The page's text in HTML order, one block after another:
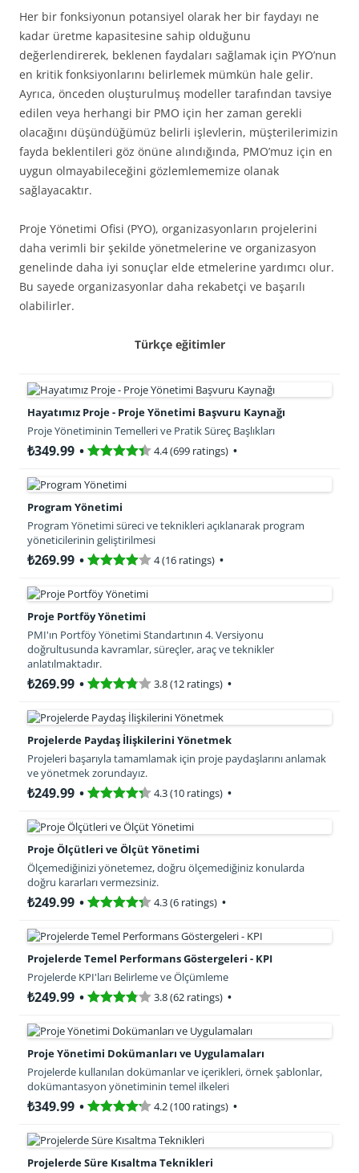
Her bir fonksiyonun potansiyel olarak her bir faydayı ne
kadar üretme kapasitesine sahip olduğunu
değerlendirerek, beklenen faydaları sağlamak için PYO’nun
en kritik fonksiyonlarını belirlemek mümkün hale gelir.
Ayrıca, önceden oluşturulmuş modeller tarafından tavsiye
edilen veya herhangi bir PMO için her zaman gerekli
olacağını düşündüğümüz belirli işlevlerin, müşterilerimizin
fayda beklentileri göz önüne alındığında, PMO’muz için en
uygun olmayabileceğini gözlemlememize olanak
sağlayacaktır.
Proje Yönetimi Ofisi (PYO), organizasyonların projelerini
daha verimli bir şekilde yönetmelerine ve organizasyon
genelinde daha iyi sonuçlar elde etmelerine yardımcı olur.
Bu sayede organizasyonlar daha rekabetçi ve başarılı
olabilirler.
Türkçe eğitimler
Hayatımız Proje - Proje Yönetimi Başvuru Kaynağı
Proje Yönetiminin Temelleri ve Pratik Süreç Başlıkları
₺349.99 4.4 (699 ratings)
Program Yönetimi
Program Yönetimi süreci ve teknikleri açıklanarak program
yöneticilerinin geliştirilmesi
₺269.99 4 (16 ratings)
Proje Portföy Yönetimi
PMI'ın Portföy Yönetimi Standartının 4. Versiyonu
doğrultusunda kavramlar, süreçler, araç ve teknikler
anlatılmaktadır.
₺269.99 3.8 (12 ratings)
Projelerde Paydaş İlişkilerini Yönetmek
Projeleri başarıyla tamamlamak için proje paydaşlarını anlamak
ve yönetmek zorundayız.
₺249.99 4.3 (10 ratings)
Proje Ölçütleri ve Ölçüt Yönetimi
Ölçemediğinizi yönetemez, doğru ölçemediğiniz konularda
doğru kararları vermezsiniz.
₺249.99 4.3 (6 ratings)
Projelerde Temel Performans Göstergeleri - KPI
Projelerde KPI'ları Belirleme ve Ölçümleme
₺249.99 3.8 (62 ratings)
Proje Yönetimi Dokümanları ve Uygulamaları
Projelerde kullanılan dokümanlar ve içerikleri, örnek şablonlar,
dokümantasyon yönetiminin temel ilkeleri
₺349.99 4.2 (100 ratings)
Projelerde Süre Kısaltma Teknikleri